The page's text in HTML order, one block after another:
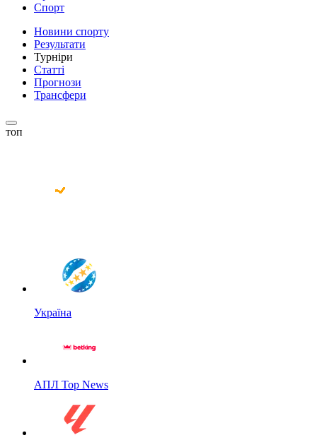
Спорт
Новини спорту
Результати
Турніри
Статті
Прогнози
Трансфери
топ
Україна
АПЛ Top News